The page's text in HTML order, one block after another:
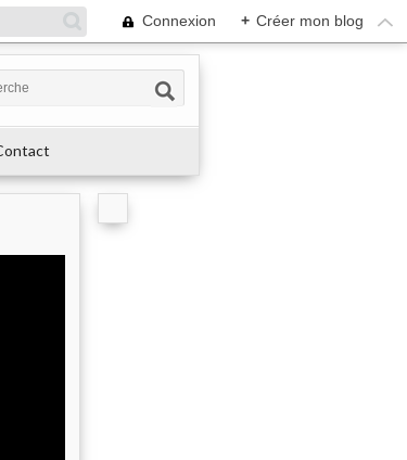
Connexion + Créer mon blog